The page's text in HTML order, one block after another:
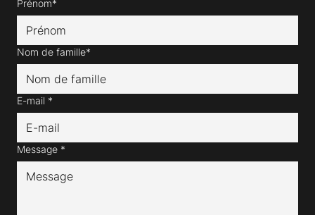
Prénom*
Nom de famille*
E-mail *
Message *